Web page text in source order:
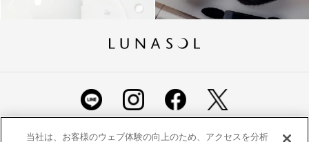
ショッピングガイド よくあるご質問 お問い合わせ
当社は、お客様のウェブ体験の向上のため、アクセスを分析